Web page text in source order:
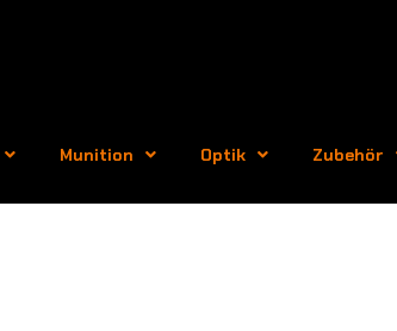
Munition Optik Zubehör